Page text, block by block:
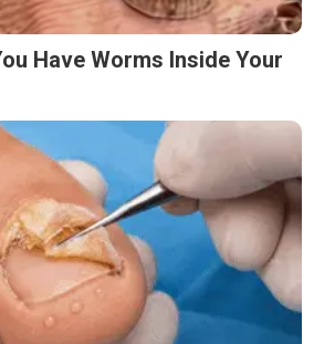
Have Worms Inside Your